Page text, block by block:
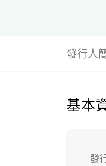
發行人
基本
發